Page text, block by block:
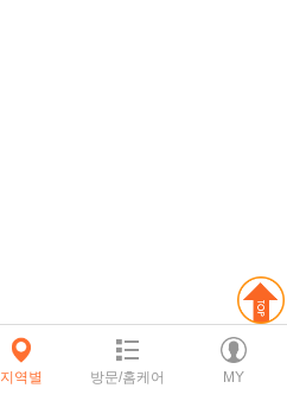
지역별 방문/홈케어 MY